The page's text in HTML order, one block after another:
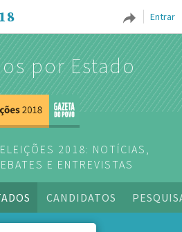
Entrar
por Estado
2018: NOTÍCIAS,
E ENTREVISTAS
CANDIDATOS